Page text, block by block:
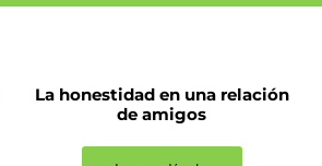
La honestidad en una relación
de amigos